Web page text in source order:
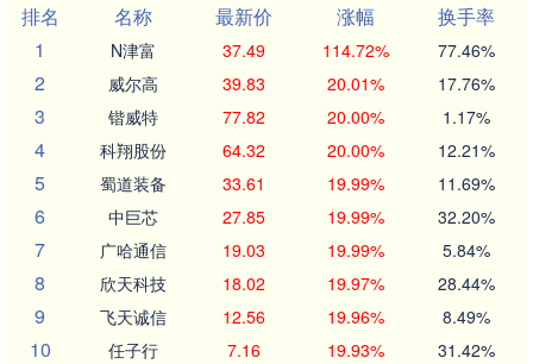
排名
名称 最新价 涨幅
换手率
1
N津富 37.49 114.72% 77.46%
2 威尔高 39.83 20.01% 17.76%
3 锴威特 77.82 20.00% 1.17%
4 科翔股份 64.32 20.00% 12.21%
5 蜀道装备 33.61 19.99% 11.69%
6 中巨芯 27.85 19.99% 32.20%
7 广哈通信 19.03 19.99% 5.84%
8 欣天科技 18.02 19.97% 28.44%
9 飞天诚信 12.56 19.96% 8.49%
10 任子行 7.16 19.93% 31.42%